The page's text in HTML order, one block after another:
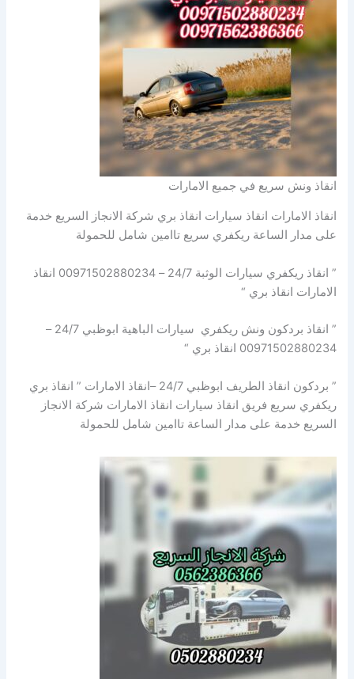
انقاذ ونش سريع في جميع الامارات
انقاذ الامارات انقاذ سيارات انقاذ بري شركة الانجاز السريع خدمة
على مدار الساعة ريكفري سريع تاامين شامل للحمولة
” انقاذ ريكفري سيارات الوثبة 24/7 – 00971502880234 انقاذ
الامارات انقاذ بري “
” انقاذ بردكون ونش ريكفري سيارات الباهية ابوظبي 24/7 –
00971502880234 انقاذ بري “
” بردكون انقاذ الطريف ابوظبي 24/7 –انقاذ الامارات ” انقاذ بري
ريكفري سريع فريق انقاذ سيارات انقاذ الامارات شركة الانجاز
السريع خدمة على مدار الساعة تاامين شامل للحمولة